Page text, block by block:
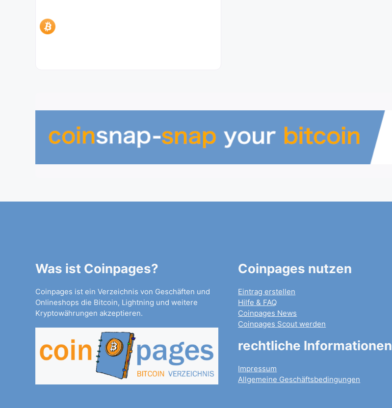
Was ist Coinpages?
Coinpages ist ein Verzeichnis von Geschäften und
Onlineshops die Bitcoin, Lightning und weitere
Kryptowährungen akzeptieren.
Coinpages nutzen
Eintrag erstellen
Hilfe & FAQ
Coinpages News
Coinpages Scout werden
rechtliche Informationen
Impressum
Allgemeine Geschäftsbedingungen